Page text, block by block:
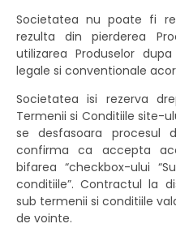
Societatea nu poate fi
rezulta din pierderea
utilizarea Produselor
legale si conventionale
Societatea isi rezerva
Termenii si Conditiile site-
se desfasoara procesul
confirma ca accepta
bifarea “checkbox-ului
conditiile”. Contractul la
sub termenii si conditiile
de vointe.